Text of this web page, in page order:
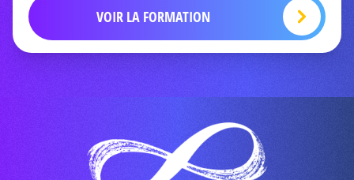
VOIR LA FORMATION